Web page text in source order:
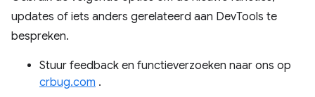
updates of iets anders gerelateerd aan DevTools te
bespreken.
Stuur feedback en functieverzoeken naar ons op
crbug.com .